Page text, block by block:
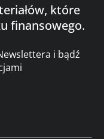
które
finansowego.
i bądź